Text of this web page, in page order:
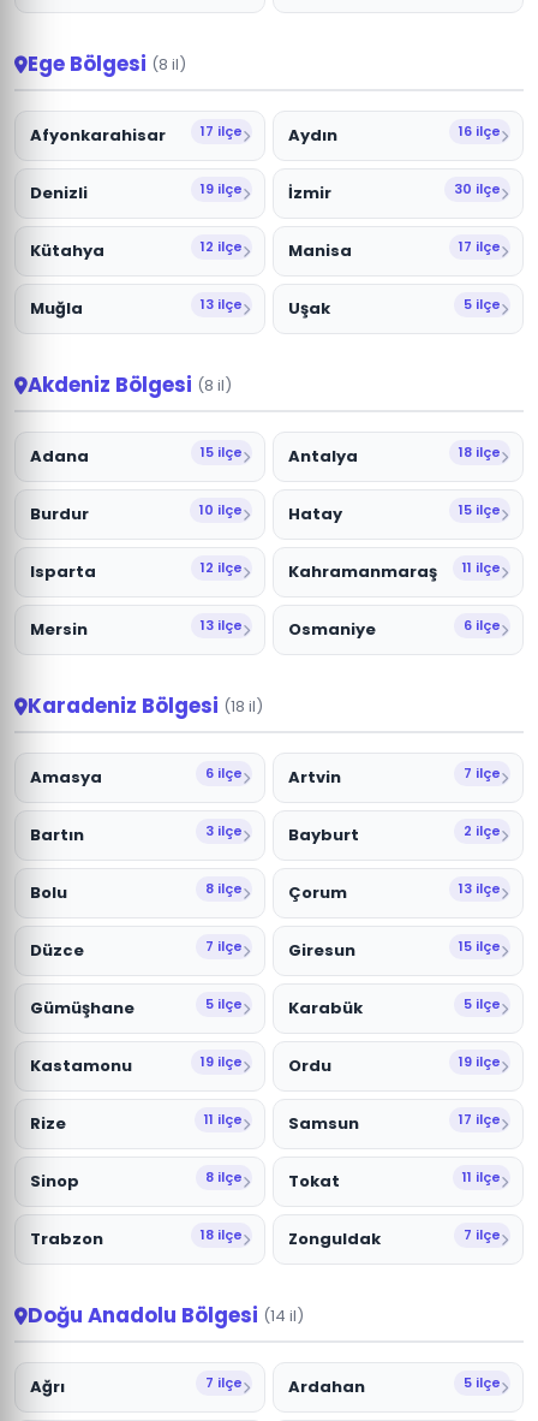
Ege Bölgesi (8 il)
Afyonkarahisar 17 ilçe Aydın 16 ilçe
Denizli 19 ilçe İzmir 30 ilçe
Kütahya 12 ilçe Manisa 17 ilçe
Muğla 13 ilçe Uşak 5 ilçe
Akdeniz Bölgesi (8 il)
Adana 15 ilçe Antalya 18 ilçe
Burdur 10 ilçe Hatay 15 ilçe
Isparta 12 ilçe Kahramanmaraş 11 ilçe
Mersin 13 ilçe Osmaniye 6 ilçe
Karadeniz Bölgesi (18 il)
Amasya 6 ilçe Artvin 7 ilçe
Bartın 3 ilçe Bayburt 2 ilçe
Bolu 8 ilçe Çorum 13 ilçe
Düzce 7 ilçe Giresun 15 ilçe
Gümüşhane 5 ilçe Karabük 5 ilçe
Kastamonu 19 ilçe Ordu 19 ilçe
Rize 11 ilçe Samsun 17 ilçe
Sinop 8 ilçe Tokat 11 ilçe
Trabzon 18 ilçe Zonguldak 7 ilçe
Doğu Anadolu Bölgesi (14 il)
Ağrı 7 ilçe Ardahan 5 ilçe